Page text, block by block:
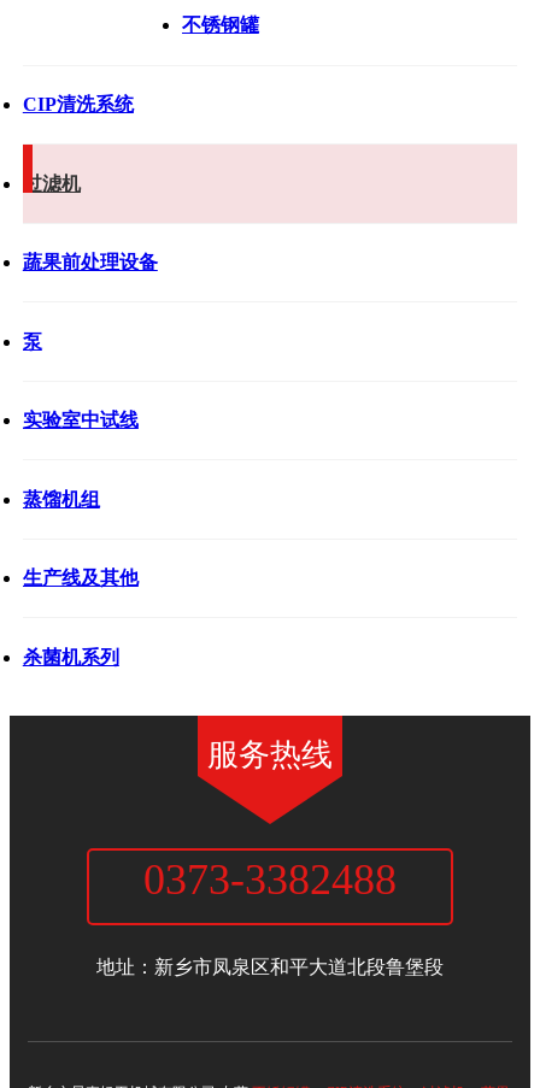
不锈钢罐
CIP清洗系统
过滤机
蔬果前处理设备
泵
实验室中试线
蒸馏机组
生产线及其他
杀菌机系列
服务热线
新乡市晨嘉轻工机械有限公司
0373-3382488
地址：新乡市凤泉区和平大道北段鲁堡段